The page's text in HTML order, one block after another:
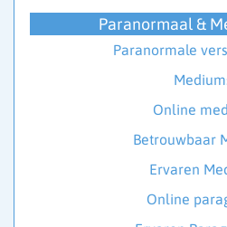
Paranormaal &
Paranormale
Online
Betrouwbaar
Ervaren
Online